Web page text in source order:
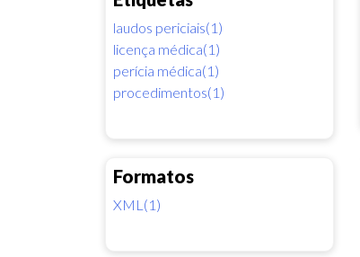
laudos periciais(1)
licença médica(1)
perícia médica(1)
procedimentos(1)
Formatos
XML(1)